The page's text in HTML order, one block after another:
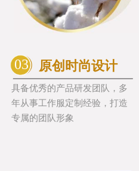
03 原创时尚设计
具备优秀的产品研发团队，多
年从事工作服定制经验，打造
专属的团队形象